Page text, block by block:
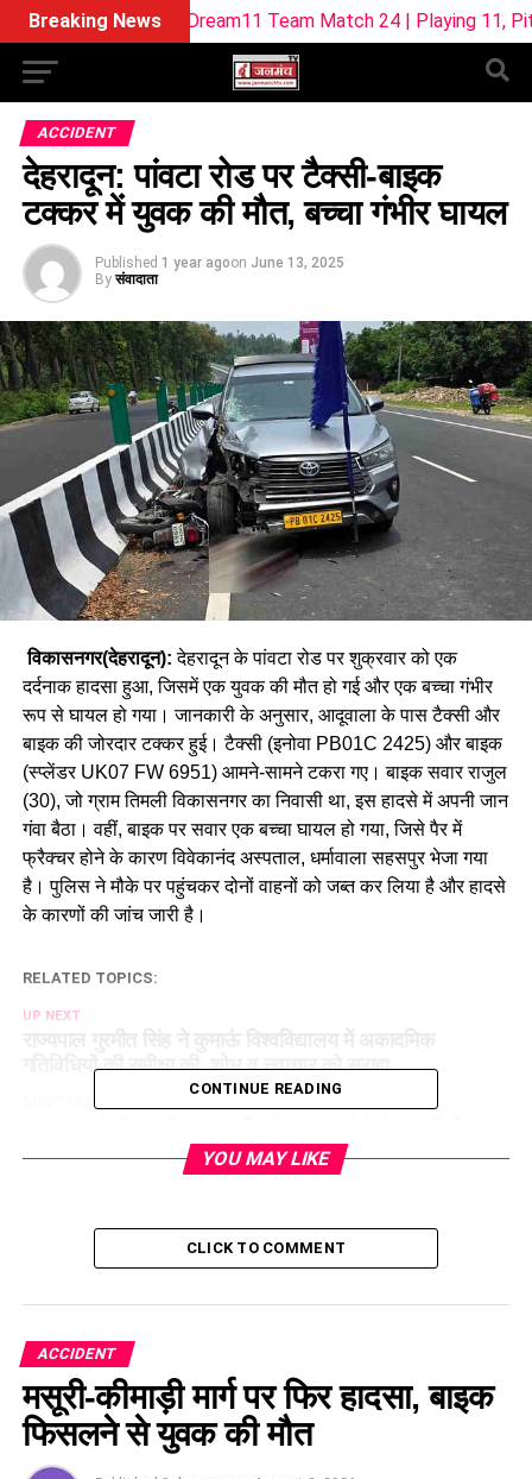
Breaking News
W Dream11 Team Match 24 | Playing 11, Pitch Report &
ACCIDENT
देहरादून: पांवटा रोड पर टैक्सी-बाइक
टक्कर में युवक की मौत, बच्चा गंभीर घायल
Published 1 year agoon June 13, 2025
By संवादाता
विकासनगर(देहरादून): देहरादून के पांवटा रोड पर शुक्रवार को एक
दर्दनाक हादसा हुआ, जिसमें एक युवक की मौत हो गई और एक बच्चा गंभीर
रूप से घायल हो गया। जानकारी के अनुसार, आदूवाला के पास टैक्सी और
बाइक की जोरदार टक्कर हुई। टैक्सी (इनोवा PB01C 2425) और बाइक
(स्प्लेंडर UK07 FW 6951) आमने-सामने टकरा गए। बाइक सवार राजुल
(30), जो ग्राम तिमली विकासनगर का निवासी था, इस हादसे में अपनी जान
गंवा बैठा। वहीं, बाइक पर सवार एक बच्चा घायल हो गया, जिसे पैर में
फ्रैक्चर होने के कारण विवेकानंद अस्पताल, धर्मावाला सहसपुर भेजा गया
है। पुलिस ने मौके पर पहुंचकर दोनों वाहनों को जब्त कर लिया है और हादसे
के कारणों की जांच जारी है।
RELATED TOPICS:
UP NEXT
गतिविधियों की समीक्षा की, शोध व नवाचार को सराहा
DON'T MISS
CONTINUE READING
YOU MAY LIKE
CLICK TO COMMENT
ACCIDENT
मसूरी-कीमाड़ी मार्ग पर फिर हादसा, बाइक
फिसलने से युवक की मौत